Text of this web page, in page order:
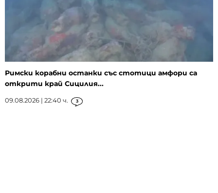
Римски корабни останки със стотици амфори са
открити край Сицилия...
09.08.2026 | 22:40 ч. 3